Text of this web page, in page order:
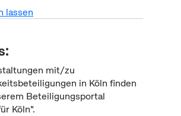
lassen
mit/zu
in Köln finden
Beteiligungsportal
Köln".